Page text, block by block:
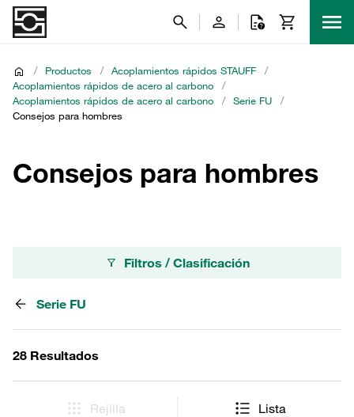
/ Productos / Acoplamientos rápidos STAUFF
/
Acoplamientos rápidos de acero al carbono
/
Acoplamientos rápidos de acero al carbono
/ Serie FU
/
Consejos para hombres
Consejos para hombres
Filtros / Clasificación
Serie FU
28 Resultados
Rejilla Lista